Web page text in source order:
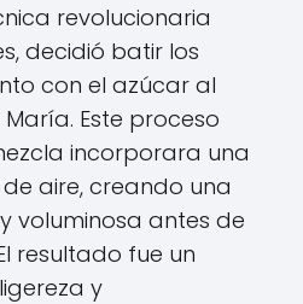
revolucionaria
decidió batir los
con el azúcar al
Este proceso
incorporara una
aire, creando una
voluminosa antes de
resultado fue un
y